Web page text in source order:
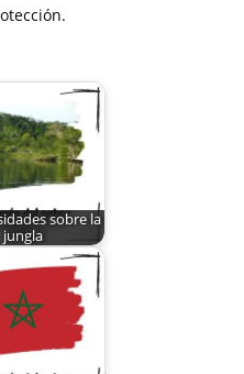
sobre la
jungla